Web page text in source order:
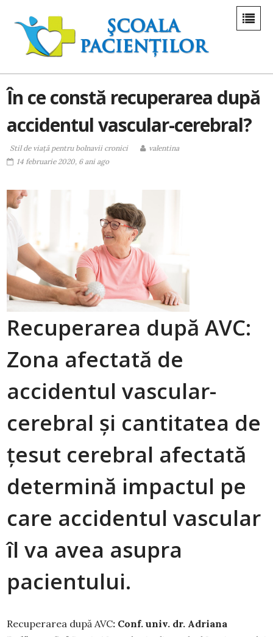
În ce constă recuperarea după
accidentul vascular-cerebral?
Stil de viaţă pentru bolnavii cronici
valentina
14 februarie 2020, 6 ani ago
Recuperarea după AVC:
Zona afectată de
accidentul vascular-
cerebral și cantitatea de
țesut cerebral afectată
determină impactul pe
care accidentul vascular
îl va avea asupra
pacientului.
Recuperarea după AVC: Conf. univ. dr. Adriana